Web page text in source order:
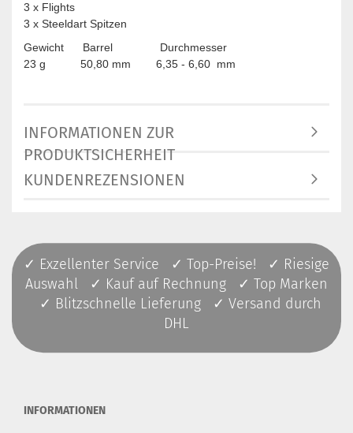
3 x Flights
3 x Steeldart Spitzen
Gewicht Barrel Durchmesser
23 g 50,80 mm 6,35 - 6,60 mm
INFORMATIONEN ZUR
PRODUKTSICHERHEIT
KUNDENREZENSIONEN
✓ Exzellenter Service ✓ Top-Preise! ✓ Riesige
Auswahl ✓ Kauf auf Rechnung ✓ Top Marken
✓ Blitzschnelle Lieferung ✓ Versand durch
DHL
INFORMATIONEN